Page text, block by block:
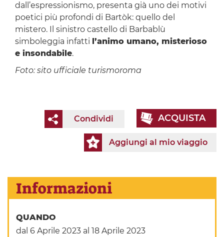
dall’espressionismo, presenta già uno dei motivi
poetici più profondi di Bartòk: quello del
mistero. Il sinistro castello di Barbablù
simboleggia infatti l’animo umano, misterioso
e insondabile.
Foto: sito ufficiale turismoroma
ACQUISTA
Condividi
Aggiungi al mio viaggio
Informazioni
QUANDO
dal 6 Aprile 2023 al 18 Aprile 2023